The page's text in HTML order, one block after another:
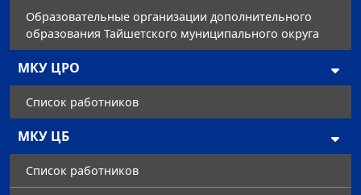
Образовательные организации дополнительного
образования Тайшетского муниципального округа
МКУ ЦРО
Список работников
МКУ ЦБ
Список работников